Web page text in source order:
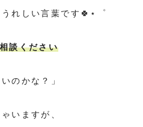
れしい言葉です🍀⋆゜
談ください
のかな？」
いますが、